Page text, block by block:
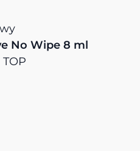
No Wipe 8 ml